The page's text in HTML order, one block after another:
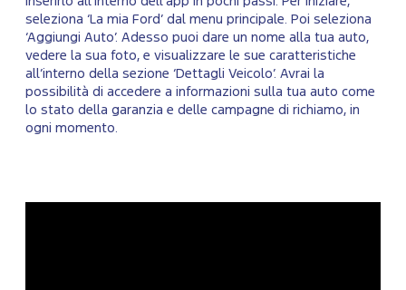
seleziona ‘La mia Ford’ dal menu principale. Poi seleziona
‘Aggiungi Auto’. Adesso puoi dare un nome alla tua auto,
vedere la sua foto, e visualizzare le sue caratteristiche
all’interno della sezione ‘Dettagli Veicolo’. Avrai la
possibilità di accedere a informazioni sulla tua auto come
lo stato della garanzia e delle campagne di richiamo, in
ogni momento.